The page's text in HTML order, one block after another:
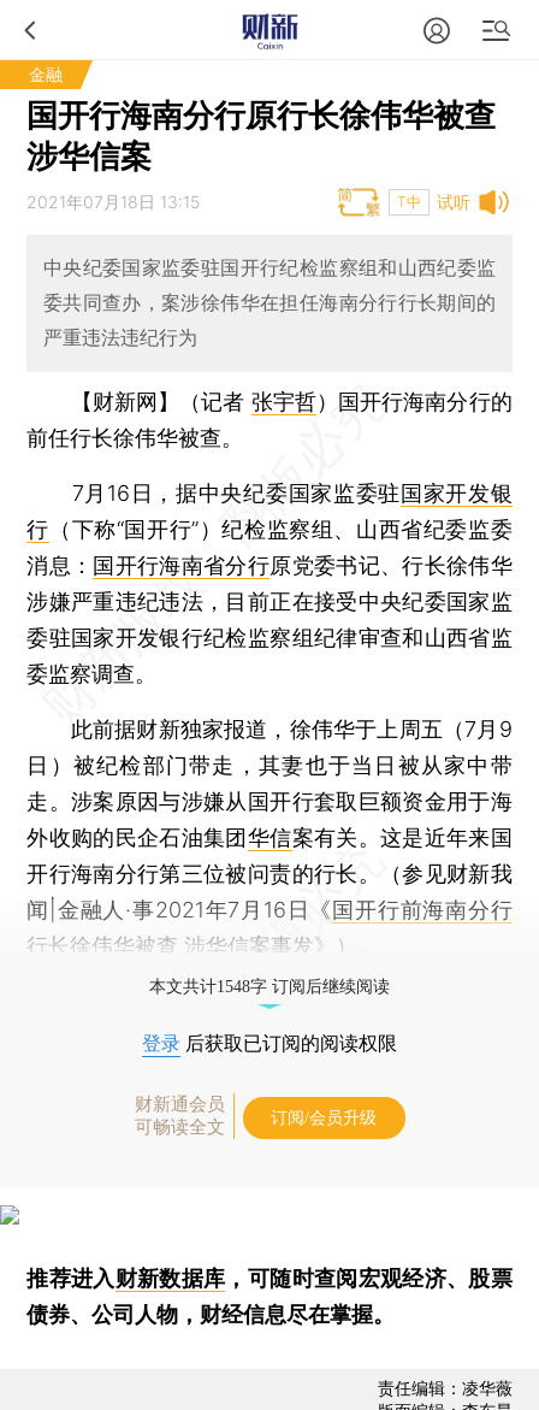
金融
国开行海南分行原行长徐伟华被查
涉华信案
试听
2021年07月18日 13:15 T中
中央纪委国家监委驻国开行纪检监察组和山西纪委监
委共同查办，案涉徐伟华在担任海南分行行长期间的
严重违法违纪行为
【财新网】（记者 张宇哲） 国开行海南分行的
前任行长徐伟华被查。
7月16日，据中央纪委国家监委驻国家开发银
行 （下称“国开行”）纪检监察组、山西省纪委监委
消息： 国开行海南省分行原党委书记、行长徐伟华
涉嫌严重违纪违法，目前正在接受中央纪委国家监
委驻国家开发银行纪检监察组纪律审查和山西省监
委监察调查。
此前据财新独家报道，徐伟华于上周五（7月9
日）被纪检部门带走，其妻也于当日被从家中带
走。涉案原因与涉嫌从国开行套取巨额资金用于海
外收购的民企石油集团华信案有关。这是近年来国
开行海南分行第三位被问责的行长。（参见财新我
闻|金融人·事2021年7月16日《国开行前海南分行
行长徐伟华被查 涉华信案事发》）。
本文共计1548字 订阅后继续阅读
登录 后获取已订阅的阅读权限
财新通会员
可畅读全文
订阅/会员升级
推荐进入财新数据库 ，可随时查阅宏观经济、股票
债券、公司人物，财经信息尽在掌握。
责任编辑：凌华薇